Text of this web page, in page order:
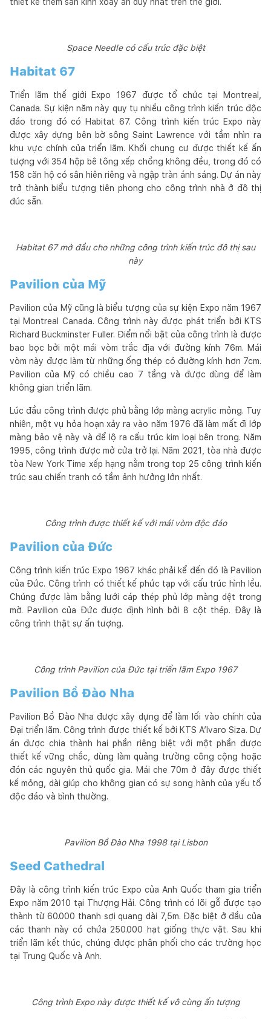
Space Needle có cấu trúc đặc biệt
Habitat 67
Triển lãm thế giới Expo 1967 được tổ chức tại Montreal,
Canada. Sự kiện năm này quy tụ nhiều công trình kiến trúc độc
đáo trong đó có Habitat 67. Công trình kiến trúc Expo này
được xây dựng bên bờ sông Saint Lawrence với tầm nhìn ra
khu vực chính của triển lãm. Khối chung cư được thiết kế ấn
tượng với 354 hộp bê tông xếp chồng không đều, trong đó có
158 căn hộ có sân hiên riêng và ngập tràn ánh sáng. Dự án này
trở thành biểu tượng tiên phong cho công trình nhà ở đô thị
đúc sẵn.
Habitat 67 mở đầu cho những công trình kiến trúc đô thị sau
này
Pavilion của Mỹ
Pavilion của Mỹ cũng là biểu tượng của sự kiện Expo năm 1967
tại Montreal Canada. Công trình này được phát triển bởi KTS
Richard Buckminster Fuller. Điểm nổi bật của công trình là được
bao bọc bởi một mái vòm trắc địa với đường kính 76m. Mái
vòm này được làm từ những ống thép có đường kính hơn 7cm.
Pavilion của Mỹ có chiều cao 7 tầng và được dùng để làm
không gian triển lãm.
Lúc đầu công trình được phủ bằng lớp màng acrylic mỏng. Tuy
nhiên, một vụ hỏa hoạn xảy ra vào năm 1976 đã làm mất đi lớp
màng bảo vệ này và để lộ ra cấu trúc kim loại bên trong. Năm
1995, công trình được mở cửa trở lại. Năm 2021, tòa nhà được
tòa New York Time xếp hạng nằm trong top 25 công trình kiến
trúc sau chiến tranh có tầm ảnh hưởng lớn nhất.
Công trình được thiết kế với mái vòm độc đáo
Pavilion của Đức
Công trình kiến trúc Expo 1967 khác phải kể đến đó là Pavilion
của Đức. Công trình có thiết kế phức tạp với cấu trúc hình lều.
Chúng được làm bằng lưới cáp thép phủ lớp màng dệt trong
mờ. Pavilion của Đức được định hình bởi 8 cột thép. Đây là
công trình thật sự ấn tượng.
Công trình Pavilion của Đức tại triển lãm Expo 1967
Pavilion Bồ Đào Nha
Pavilion Bồ Đào Nha được xây dựng để làm lối vào chính của
Đại triển lãm. Công trình được thiết kế bởi KTS A’lvaro Siza. Dự
án được chia thành hai phần riêng biệt với một phần được
thiết kế vững chắc, dùng làm quảng trường công cộng hoặc
đón các nguyên thủ quốc gia. Mái che 70m ở đây được thiết
kế mỏng, dài giúp cho không gian có sự song hành của yếu tố
độc đáo và bình thường.
Pavilion Bồ Đào Nha 1998 tại Lisbon
Seed Cathedral
Đây là công trình kiến trúc Expo của Anh Quốc tham gia triển
Expo năm 2010 tại Thượng Hải. Công trình có lõi gỗ được tạo
thành từ 60.000 thanh sợi quang dài 7,5m. Đặc biệt ở đầu của
các thanh này có chứa 250.000 hạt giống thực vật. Sau khi
triển lãm kết thúc, chúng được phân phối cho các trường học
tại Trung Quốc và Anh.
Công trình Expo này được thiết kế vô cùng ấn tượng